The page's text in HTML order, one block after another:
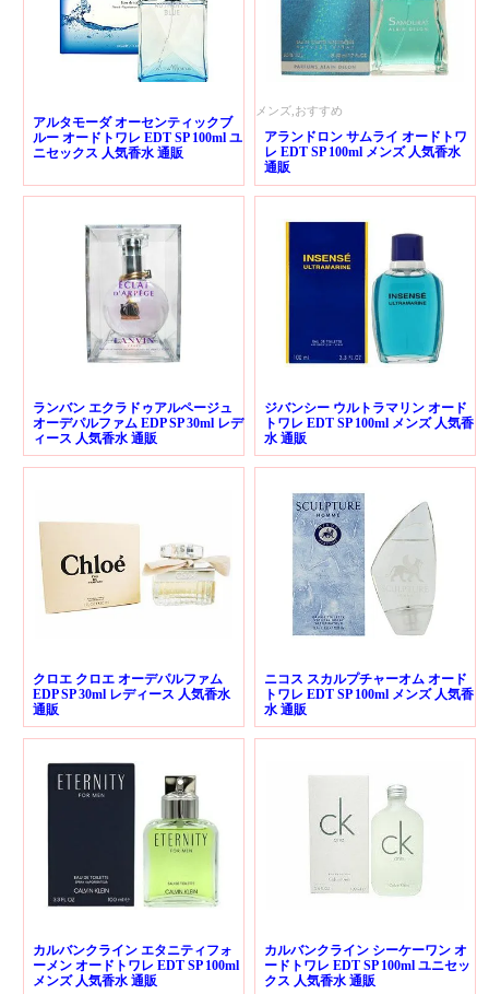
アルタモーダ オーセンティックブ
ルー オードトワレ EDT SP 100ml ユ
ニセックス 人気香水 通販
メンズ,おすすめ
アランドロン サムライ オードトワ
レ EDT SP 100ml メンズ 人気香水
通販
ランバン エクラドゥアルページュ
オーデパルファム EDP SP 30ml レデ
ィース 人気香水 通販
ジバンシー ウルトラマリン オード
トワレ EDT SP 100ml メンズ 人気香
水 通販
クロエ クロエ オーデパルファム
EDP SP 30ml レディース 人気香水
通販
ニコス スカルプチャーオム オード
トワレ EDT SP 100ml メンズ 人気香
水 通販
カルバンクライン エタニティフォ
ーメン オードトワレ EDT SP 100ml
メンズ 人気香水 通販
カルバンクライン シーケーワン オ
ードトワレ EDT SP 100ml ユニセッ
クス 人気香水 通販